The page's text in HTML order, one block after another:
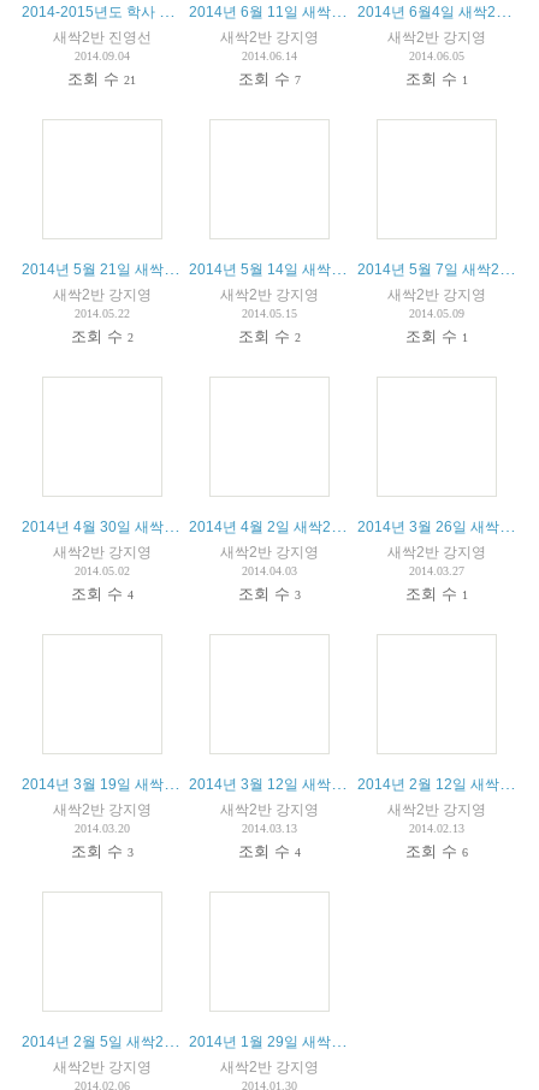
새싹2반 진영선
2014.09.04
조회 수21
새싹2반 강지영
2014.06.14
조회 수 7
새싹2반 강지영
2014.06.05
조회 수 1
새싹2반 강지영
2014.05.22
조회 수 2
새싹2반 강지영
2014.05.15
조회 수 2
새싹2반 강지영
2014.05.09
조회 수 1
새싹2반 강지영
2014.05.02
조회 수 4
새싹2반 강지영
2014.04.03
조회 수 3
2014년 3월 26일 새싹2반 수업
새싹2반 강지영
2014.03.27
조회 수 1
새싹2반 강지영
2014.03.20
조회 수 3
새싹2반 강지영
2014.03.13
조회 수 4
2014년 2월 12일 새싹2반 수업
새싹2반 강지영
2014.02.13
조회 수6
새싹2반 강지영
2014.02.06
새싹2반 강지영
2014.01.30